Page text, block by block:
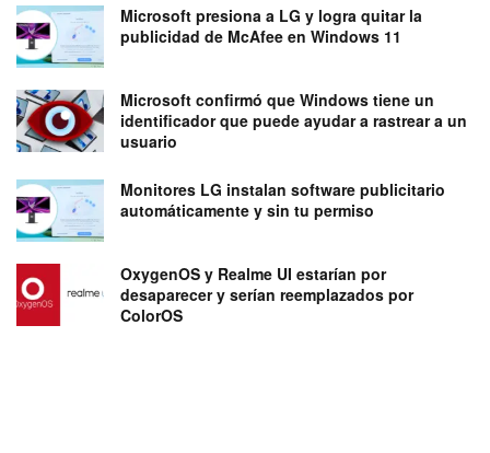
Microsoft presiona a LG y logra quitar la
publicidad de McAfee en Windows 11
Microsoft confirmó que Windows tiene un
identificador que puede ayudar a rastrear a un
usuario
Monitores LG instalan software publicitario
automáticamente y sin tu permiso
OxygenOS y Realme UI estarían por
desaparecer y serían reemplazados por
ColorOS